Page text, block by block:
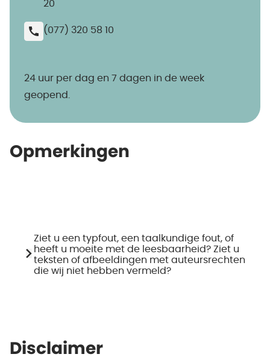
20
(077) 320 58 10
24 uur per dag en 7 dagen in de week
geopend.
Opmerkingen
Ziet u een typfout, een taalkundige fout, of
heeft u moeite met de leesbaarheid? Ziet u
teksten of afbeeldingen met auteursrechten
die wij niet hebben vermeld?
Disclaimer